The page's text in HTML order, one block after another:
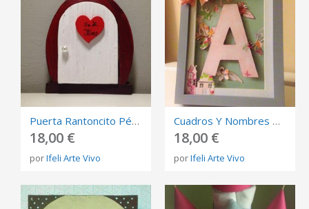
Puerta Rantoncito Pérez
18,00 €
porIfeli Arte Vivo
Cuadros Y Nombres Presonalizados
18,00 €
porIfeli Arte Vivo